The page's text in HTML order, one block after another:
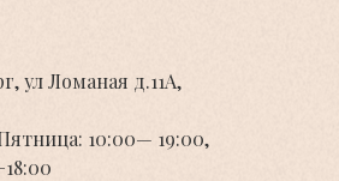
ул Ломаная д.11А,
10:00— 19:00,